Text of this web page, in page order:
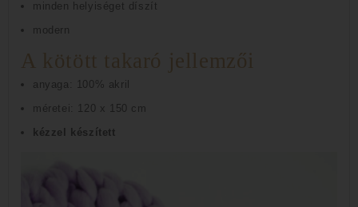
minden helyiséget díszít
modern
A kötött takaró jellemzői
anyaga: 100% akril
méretei: 120 x 150 cm
kézzel készített